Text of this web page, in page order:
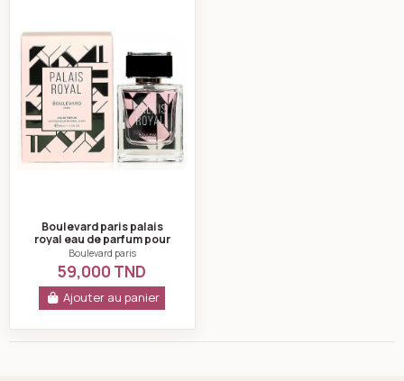
Boulevard paris palais
royal eau de parfum pour
femme 100ml
Boulevard paris
59,000 TND
Ajouter au panier